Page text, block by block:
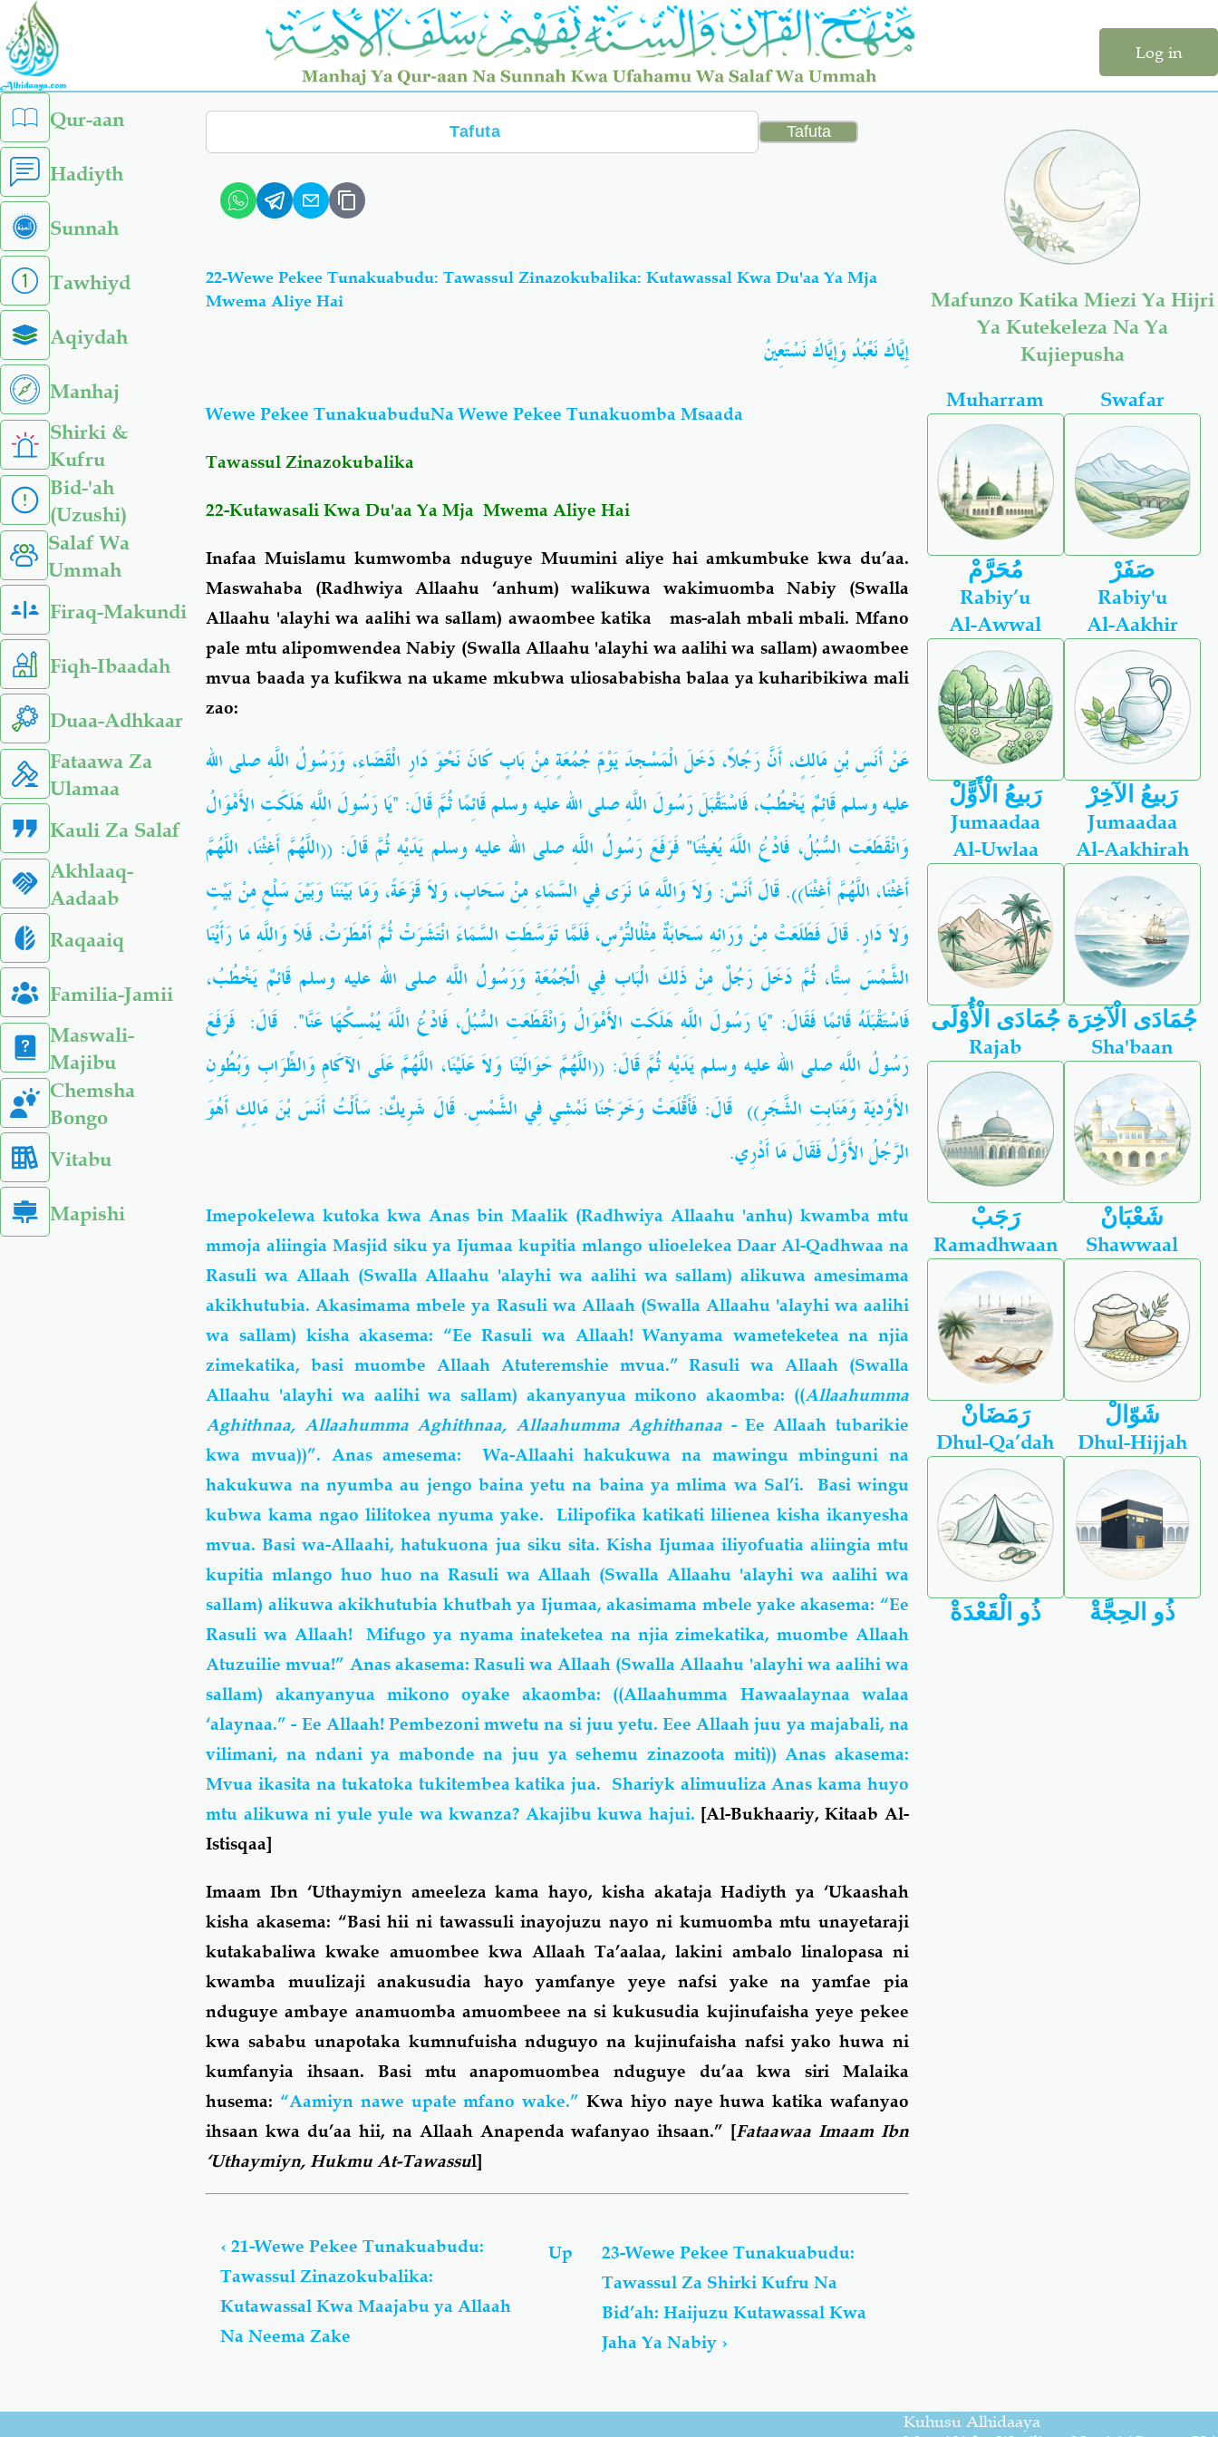
Skip
main
content
Log in
left
sidebar
menu
Qur-aan
Hadiyth
Sunnah
Tawhiyd
Aqiydah
Manhaj
Shirki &
Kufru
Bid-'ah
(Uzushi)
Salaf Wa
Ummah
Firaq-Makundi
Fiqh-Ibaadah
Duaa-Adhkaar
Fataawa Za
Ulamaa
Kauli Za Salaf
Akhlaaq-
Aadaab
Raqaaiq
Familia-Jamii
Maswali-
Majibu
Chemsha
Bongo
Vitabu
Mapishi
Search
22-Wewe Pekee Tunakuabudu: Tawassul Zinazokubalika: Kutawassal Kwa Du'aa Ya Mja
Mwema Aliye Hai
إِيَّاكَ نَعْبُدُ وَإِيَّاكَ نَسْتَعِينُ
Wewe Pekee TunakuabuduNa Wewe Pekee Tunakuomba Msaada
Tawassul Zinazokubalika
22-Kutawasali Kwa Du'aa Ya Mja Mwema Aliye Hai
Inafaa Muislamu kumwomba nduguye Muumini aliye hai amkumbuke kwa du’aa.
Maswahaba (Radhwiya Allaahu ‘anhum) walikuwa wakimuomba Nabiy (Swalla
Allaahu 'alayhi wa aalihi wa sallam) awaombee katika mas-alah mbali mbali. Mfano
pale mtu alipomwendea Nabiy (Swalla Allaahu 'alayhi wa aalihi wa sallam) awaombee
mvua baada ya kufikwa na ukame mkubwa uliosababisha balaa ya kuharibikiwa mali
zao:
عَنْ أَنَسِ بْنِ مَالِكٍ، أَنَّ رَجُلاً، دَخَلَ الْمَسْجِدَ يَوْمَ جُمُعَةٍ مِنْ بَابٍ كَانَ نَحْوَ دَارِ الْقَضَاءِ، وَرَسُولُ اللَّهِ صلى الله
عليه وسلم قَائِمٌ يَخْطُبُ، فَاسْتَقْبَلَ رَسُولَ اللَّهِ صلى الله عليه وسلم قَائِمًا ثُمَّ قَالَ: "يَا رَسُولَ اللَّهِ هَلَكَتِ الأَمْوَالُ
وَانْقَطَعَتِ السُّبُلُ، فَادْعُ اللَّهَ يُغِيثُنَا" فَرَفَعَ رَسُولُ اللَّهِ صلى الله عليه وسلم يَدَيْهِ ثُمَّ قَالَ: ((اللَّهُمَّ أَغِثْنَا، اللَّهُمَّ
أَغِثْنَا، اللَّهُمَّ أَغِثْنَا)). قَالَ أَنَسٌ: وَلاَ وَاللَّهِ مَا نَرَى فِي السَّمَاءِ مِنْ سَحَابٍ، وَلاَ قَزَعَةً، وَمَا بَيْنَنَا وَبَيْنَ سَلْعٍ مِنْ بَيْتٍ
وَلاَ دَارٍ‏.‏ قَالَ فَطَلَعَتْ مِنْ وَرَائِهِ سَحَابَةٌ مِثْلُالتُّرْسِ، فَلَمَّا تَوَسَّطَتِ السَّمَاءَ انْتَشَرَتْ ثُمَّ أَمْطَرَتْ، فَلاَ وَاللَّهِ مَا رَأَيْنَا
الشَّمْسَ سِتًّا، ثُمَّ دَخَلَ رَجُلٌ مِنْ ذَلِكَ الْبَابِ فِي الْجُمُعَةِ وَرَسُولُ اللَّهِ صلى الله عليه وسلم قَائِمٌ يَخْطُبُ،
فَاسْتَقْبَلَهُ قَائِمًا فَقَالَ: "يَا رَسُولَ اللَّهِ هَلَكَتِ الأَمْوَالُ وَانْقَطَعَتِ السُّبُلُ، فَادْعُ اللَّهَ يُمْسِكْهَا عَنَّا"‏.‏ قَالَ: فَرَفَعَ
رَسُولُ اللَّهِ صلى الله عليه وسلم يَدَيْهِ ثُمَّ قَالَ: ((اللَّهُمَّ حَوَالَيْنَا وَلاَ عَلَيْنَا، اللَّهُمَّ عَلَى الآكَامِ وَالظِّرَابِ وَبُطُونِ
الأَوْدِيَةِ وَمَنَابِتِ الشَّجَرِ)) ‏ قَالَ: فَأَقْلَعَتْ وَخَرَجْنَا نَمْشِي فِي الشَّمْسِ‏.‏ قَالَ شَرِيكٌ: سَأَلْتُ أَنَسَ بْنَ مَالِكٍ أَهُوَ
الرَّجُلُ الأَوَّلُ فَقَالَ مَا أَدْرِي‏.‏
Imepokelewa kutoka kwa Anas bin Maalik (Radhwiya Allaahu 'anhu) kwamba mtu
mmoja aliingia Masjid siku ya Ijumaa kupitia mlango ulioelekea Daar Al-Qadhwaa na
Rasuli wa Allaah (Swalla Allaahu 'alayhi wa aalihi wa sallam) alikuwa amesimama
akikhutubia. Akasimama mbele ya Rasuli wa Allaah (Swalla Allaahu 'alayhi wa aalihi
wa sallam) kisha akasema: “Ee Rasuli wa Allaah! Wanyama wameteketea na njia
zimekatika, basi muombe Allaah Atuteremshie mvua.” Rasuli wa Allaah (Swalla
Allaahu 'alayhi wa aalihi wa sallam) akanyanyua mikono akaomba: ((Allaahumma
Aghithnaa, Allaahumma Aghithnaa, Allaahumma Aghithanaa - Ee Allaah tubarikie
kwa mvua))”. Anas amesema: Wa-Allaahi hakukuwa na mawingu mbinguni na
hakukuwa na nyumba au jengo baina yetu na baina ya mlima wa Sal’i. Basi wingu
kubwa kama ngao lilitokea nyuma yake. Lilipofika katikati lilienea kisha ikanyesha
mvua. Basi wa-Allaahi, hatukuona jua siku sita. Kisha Ijumaa iliyofuatia aliingia mtu
kupitia mlango huo huo na Rasuli wa Allaah (Swalla Allaahu 'alayhi wa aalihi wa
sallam) alikuwa akikhutubia khutbah ya Ijumaa, akasimama mbele yake akasema: “Ee
Rasuli wa Allaah! Mifugo ya nyama inateketea na njia zimekatika, muombe Allaah
Atuzuilie mvua!” Anas akasema: Rasuli wa Allaah (Swalla Allaahu 'alayhi wa aalihi wa
sallam) akanyanyua mikono oyake akaomba: ((Allaahumma Hawaalaynaa walaa
‘alaynaa.” - Ee Allaah! Pembezoni mwetu na si juu yetu. Eee Allaah juu ya majabali, na
vilimani, na ndani ya mabonde na juu ya sehemu zinazoota miti)) Anas akasema:
Mvua ikasita na tukatoka tukitembea katika jua. Shariyk alimuuliza Anas kama huyo
mtu alikuwa ni yule yule wa kwanza? Akajibu kuwa hajui. [Al-Bukhaariy, Kitaab Al-
Istisqaa]
Imaam Ibn ‘Uthaymiyn ameeleza kama hayo, kisha akataja Hadiyth ya ‘Ukaashah
kisha akasema: “Basi hii ni tawassuli inayojuzu nayo ni kumuomba mtu unayetaraji
kutakabaliwa kwake amuombee kwa Allaah Ta’aalaa, lakini ambalo linalopasa ni
kwamba muulizaji anakusudia hayo yamfanye yeye nafsi yake na yamfae pia
nduguye ambaye anamuomba amuombeee na si kukusudia kujinufaisha yeye pekee
kwa sababu unapotaka kumnufuisha nduguyo na kujinufaisha nafsi yako huwa ni
kumfanyia ihsaan. Basi mtu anapomuombea nduguye du’aa kwa siri Malaika
husema: “Aamiyn nawe upate mfano wake.” Kwa hiyo naye huwa katika wafanyao
ihsaan kwa du’aa hii, na Allaah Anapenda wafanyao ihsaan.” [Fataawaa Imaam Ibn
‘Uthaymiyn, Hukmu At-Tawassul]
links
for
إِيَّاكَ
نَعْبُدُ
وَإِيَّاكَ
‹ 21-Wewe Pekee Tunakuabudu:
Tawassul Zinazokubalika:
Kutawassal Kwa Maajabu ya Allaah
Na Neema Zake
Up
23-Wewe Pekee Tunakuabudu:
Tawassul Za Shirki Kufru Na
Bid’ah: Haijuzu Kutawassal Kwa
Jaha Ya Nabiy ›
Mafunzo Katika Miezi Ya Hijri
Ya Kutekeleza Na Ya
Kujiepusha
Muharram
مُحَرَّمْ
Swafar
صَفَرْ
Rabiy’u
Al-Awwal
رَبيعُ الْأَوًّلْ
Rabiy'u
Al-Aakhir
رَبيعُ الآخِرْ
Jumaadaa
Al-Uwlaa
جُمَادَى الْأُوْلَى
Jumaadaa
Al-Aakhirah
جُمَادَى الْآخِرَة
Rajab
رَجَبْ
Sha'baan
شَعْبَانْ
Ramadhwaan
رَمَضَانْ
Shawwaal
شَوّالْ
Dhul-Qa’dah
ذُو الْقَعْدَةْ
Dhul-Hijjah
ذُو الحِجَّةْ
Kuhusu Alhidaaya